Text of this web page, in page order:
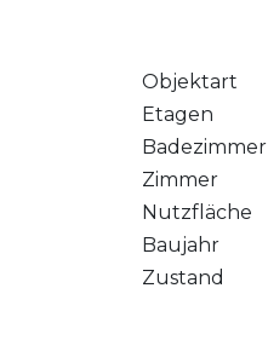
Objektart
Etagen
Badezimmer
Zimmer
Nutzfläche
Baujahr
Zustand